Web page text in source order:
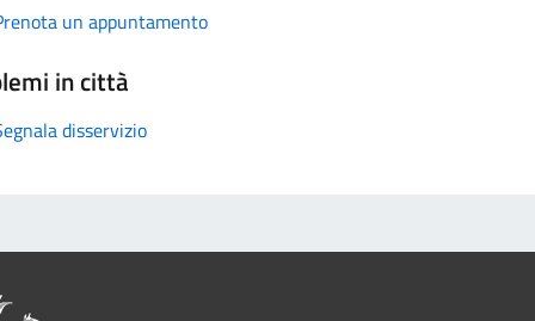
un appuntamento
in città
disservizio